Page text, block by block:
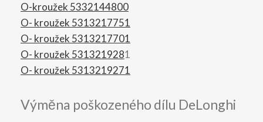
O-kroužek 5332144800
O- kroužek 5313217751
O- kroužek 5313217701
O- kroužek 5313219281
O- kroužek 5313219271
Výměna poškozeného dílu DeLonghi